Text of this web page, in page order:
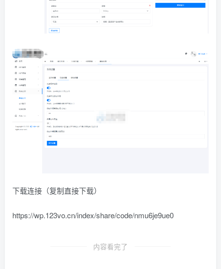
下载连接（复制直接下载）
https://wp.123vo.cn/index/share/code/nmu6je9ue0
内容看完了